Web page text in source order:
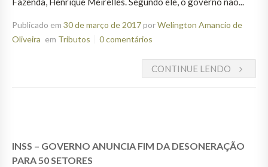
Publicado em 30 de março de 2017porWelington Amancio de
Oliveira em Tributos 0 comentários
CONTINUE LENDO
INSS – GOVERNO ANUNCIA FIM DA DESONERAÇÃO
PARA 50 SETORES